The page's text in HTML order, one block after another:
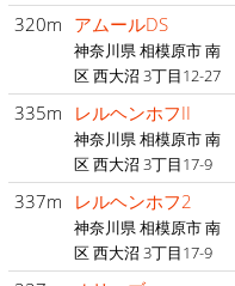
320m アムールDS
神奈川県 相模原市 南
区 西大沼 3丁目12-27
335m レルヘンホフII
神奈川県 相模原市 南
区 西大沼 3丁目17-9
337m レルヘンホフ2
神奈川県 相模原市 南
区 西大沼 3丁目17-9